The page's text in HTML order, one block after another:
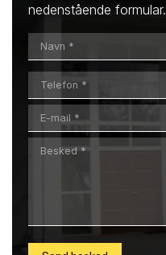
nedenstående formular.